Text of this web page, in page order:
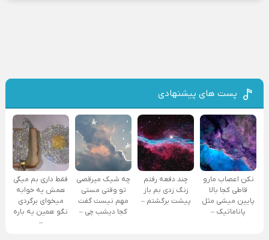
پست های پیشنهادی
نکن اعصاب مارو
قاطی کجا بالا
پایین میشی مثل
پاناماتیک –
چند دفعه رفتم
زنگ زدی بم باز
پیشت برگشتم –
چه شیک میرقصی
تو وقتی مستی
مهم نیست گفت
کجا دیشب چی –
فقط داری بم میگی
همش یه خوابه
میخوای برگردی
نگو همین یه باره
–